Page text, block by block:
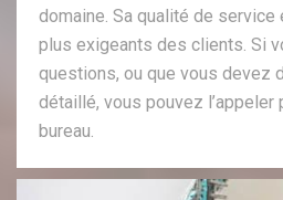
domaine. Sa qualité de
plus exigeants des clients. Si
questions, ou que vous devez
détaillé, vous pouvez l’appeler
bureau.